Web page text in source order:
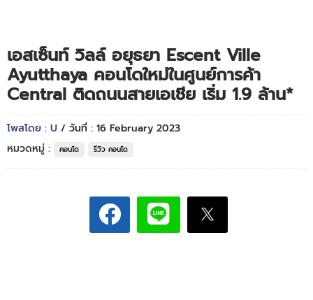
เอสเซ็นท์ วิลล์ อยุธยา Escent Ville
Ayutthaya คอนโดใหม่ในศูนย์การค้า
Central ติดถนนสายเอเชีย เริ่ม 1.9 ล้าน*
โพสโดย : U / วันที่ : 16 February 2023
หมวดหมู่ :
คอนโด รีวิว คอนโด